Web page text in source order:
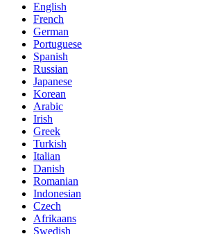
English
French
German
Portuguese
Spanish
Russian
Japanese
Korean
Arabic
Irish
Greek
Turkish
Italian
Danish
Romanian
Indonesian
Czech
Afrikaans
Swedish